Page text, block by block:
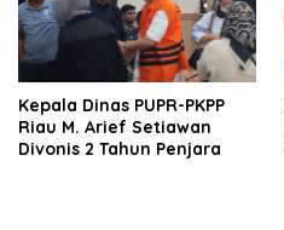
Kepala Dinas PUPR-PKPP
Riau M. Arief Setiawan
Divonis 2 Tahun Penjara